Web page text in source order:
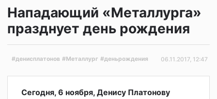
Нападающий «Металлурга»
празднует день рождения
#денисплатонов #Металлург #деньрождения 06.11.2017, 12:47
Сегодня, 6 ноября, Денису Платонову